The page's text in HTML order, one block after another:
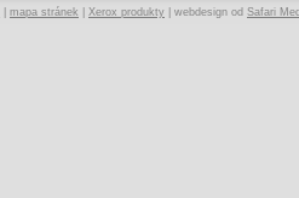
mapa stránek Xerox produkty | webdesign od Safari